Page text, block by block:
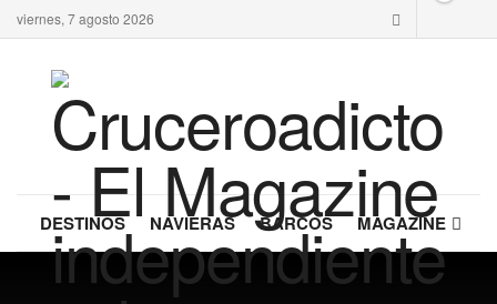
viernes, 7 agosto 2026
DESTINOS NAVIERAS BARCOS MAGAZINE